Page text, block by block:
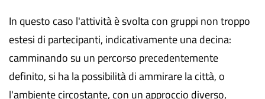
In questo caso l'attività è svolta con gruppi non troppo
estesi di partecipanti, indicativamente una decina:
camminando su un percorso precedentemente
definito, si ha la possibilità di ammirare la città, o
l'ambiente circostante, con un approccio diverso,